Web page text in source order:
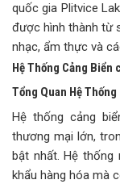
quốc gia Plitvice
được hình thành từ
nhạc, ẩm thực và
Hệ Thống Cảng Biển
Tổng Quan Hệ Thống
Hệ thống cảng
thương mại lớn,
bật nhất. Hệ thống
khẩu hàng hóa mà